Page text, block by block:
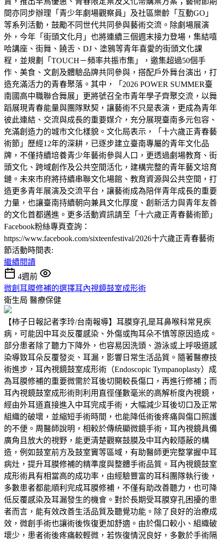
間亦同步辦理「青少年劇場觀察員」及社區樂齡「互動GO」
等系列活動，鼓勵不同世代共同參與藝術交流。除劇場展演
外，今年「街頭文化月」也將連續三個週末接力登場，集結嘻
哈講座、街舞、饒舌、DJ、塗鴉等青年喜愛的街頭文化課
程，並規劃「TOUCH－頻率共振市集」，邀集超過50個手
作、美食、文創及體驗品牌共同參與，搭配戶外舞台演出，打
造充滿活力的青春聚落。其中，「2026 POWER SUMMER臺
南國高中職聯合舞展」更將號召全市青年學子齊聚交流，以舞
蹈展現青春能量與團隊默契，讓藝術不只是表演，更成為青年
彼此連結、交流與成長的重要媒介，充分展現臺南多元包容、
充滿創造力的城市文化樣貌。文化局表示，「十六歲正青春藝
術節」歷經12年的深耕，已逐步建立臺南專屬的青年文化品
牌，不僅持續培養青少年藝術參與人口，更透過劇場教育、街
頭文化、跨域創作及公共空間活化，建構完整的青年藝文培育
鏈。未來市府將持續串聯文化場館、教育資源與公共空間，打
造更多青年展演及交流平台，讓藝術成為陪伴青年成長的重要
力量，也讓臺南持續朝向兼具文化厚度、創新活力與青年友善
的文化首都邁進。更多活動資訊請至「十六歲正青春藝術節」
Facebook粉絲專頁查詢：
https://www.facebook.com/sixteenfestival/2026十六歲正青春藝術
節活動時間表:
繼續閱讀
4週前
微創耳膜修補的選擇耳內視鏡鼓室成形術
衛生局 醫療保健
【柿子日報記者李玲/台南報導】耳膜穿孔是耳鼻喉科常見疾
病，可能因中耳炎反覆感染、外傷或掏耳朵不慎等原因造成。
部分患者除了聽力下降外，也容易因洗頭、游泳或上呼吸道感
染導致耳朵反覆發炎、耳漏，影響日常生活品質。隨著醫療技
術進步，耳內視鏡鼓室成形術（Endoscopic Tympanoplasty）成
為耳膜修補的重要微需於耳後切開較長傷口，再進行修補；而
耳內視鏡鼓室成形術則利用直徑僅數毫米的高解析度內視鏡，
經由外耳道直接進入中耳完成手術，大幅減少耳後切口及正常
組織的破壞，並縮短手術時間，也能降低術後疼痛與傷口照護
的不便。周醫師說明，相較於傳統顯微鏡手術，耳內視鏡具備
廣角且放大的視野，能更清楚觀察鼓膜及中耳內較隱蔽的構
造，例如鼓室前方及鼓室竇等區域，有助醫師更完整掌握中耳
病灶，提升耳膜修補的精準度與整體手術品質。耳內視鏡鼓室
成形術具有相當高的成功率，由經驗豐富的耳科團隊執行後，
多數患者都能順利完成耳膜修補，不僅有助改善聽力，也可降
低反覆感染及耳漏發生的機會。對於長期受耳膜穿孔困擾的患
者而言，能有效改善生活品質及聽覺功能。除了良好的治療成
效，微創手術也讓術後恢復更加舒適。由於傷口較小、組織破
壞少，患者術後疼痛較輕微，若恢復情況良好，多數於手術隔